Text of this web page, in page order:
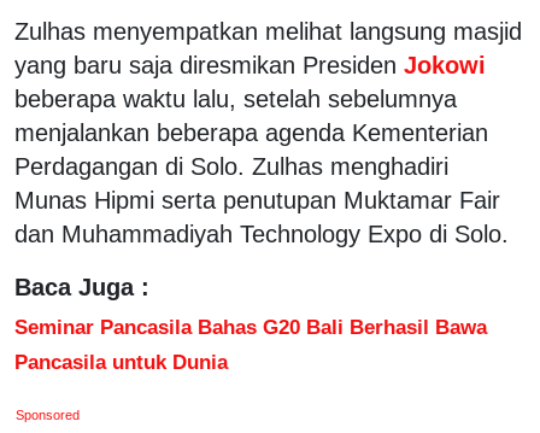
Zulhas menyempatkan melihat langsung masjid
yang baru saja diresmikan Presiden Jokowi
beberapa waktu lalu, setelah sebelumnya
menjalankan beberapa agenda Kementerian
Perdagangan di Solo. Zulhas menghadiri
Munas Hipmi serta penutupan Muktamar Fair
dan Muhammadiyah Technology Expo di Solo.
Baca Juga :
Seminar Pancasila Bahas G20 Bali Berhasil Bawa
Pancasila untuk Dunia
Sponsored